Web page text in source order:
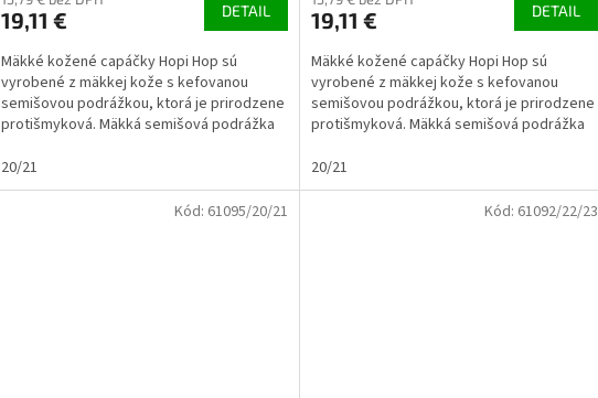
19,11 € DETAIL
Mäkké kožené capáčky Hopi Hop sú
vyrobené z mäkkej kože s kefovanou
semišovou podrážkou, ktorá je prirodzene
protišmyková. Mäkká semišová podrážka
20/21
19,11 € DETAIL
Mäkké kožené capáčky Hopi Hop sú
vyrobené z mäkkej kože s kefovanou
semišovou podrážkou, ktorá je prirodzene
protišmyková. Mäkká semišová podrážka
20/21
Kód: 61095/20/21 Kód: 61092/22/23